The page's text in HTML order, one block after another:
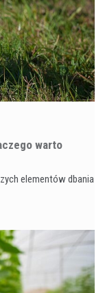
warto
elementów dbania